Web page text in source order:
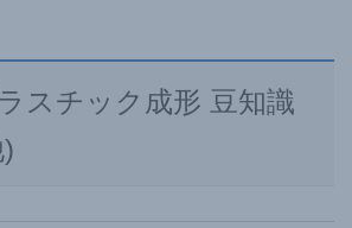
スチック成形 豆知識